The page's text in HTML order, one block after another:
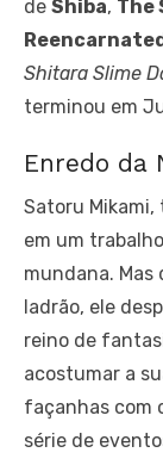
de Shiba, The
Shitara Slime
terminou em
Enredo da
Satoru
em um
mundana. Mas
ladrão, ele
reino de
acostumar a
façanhas com
série de